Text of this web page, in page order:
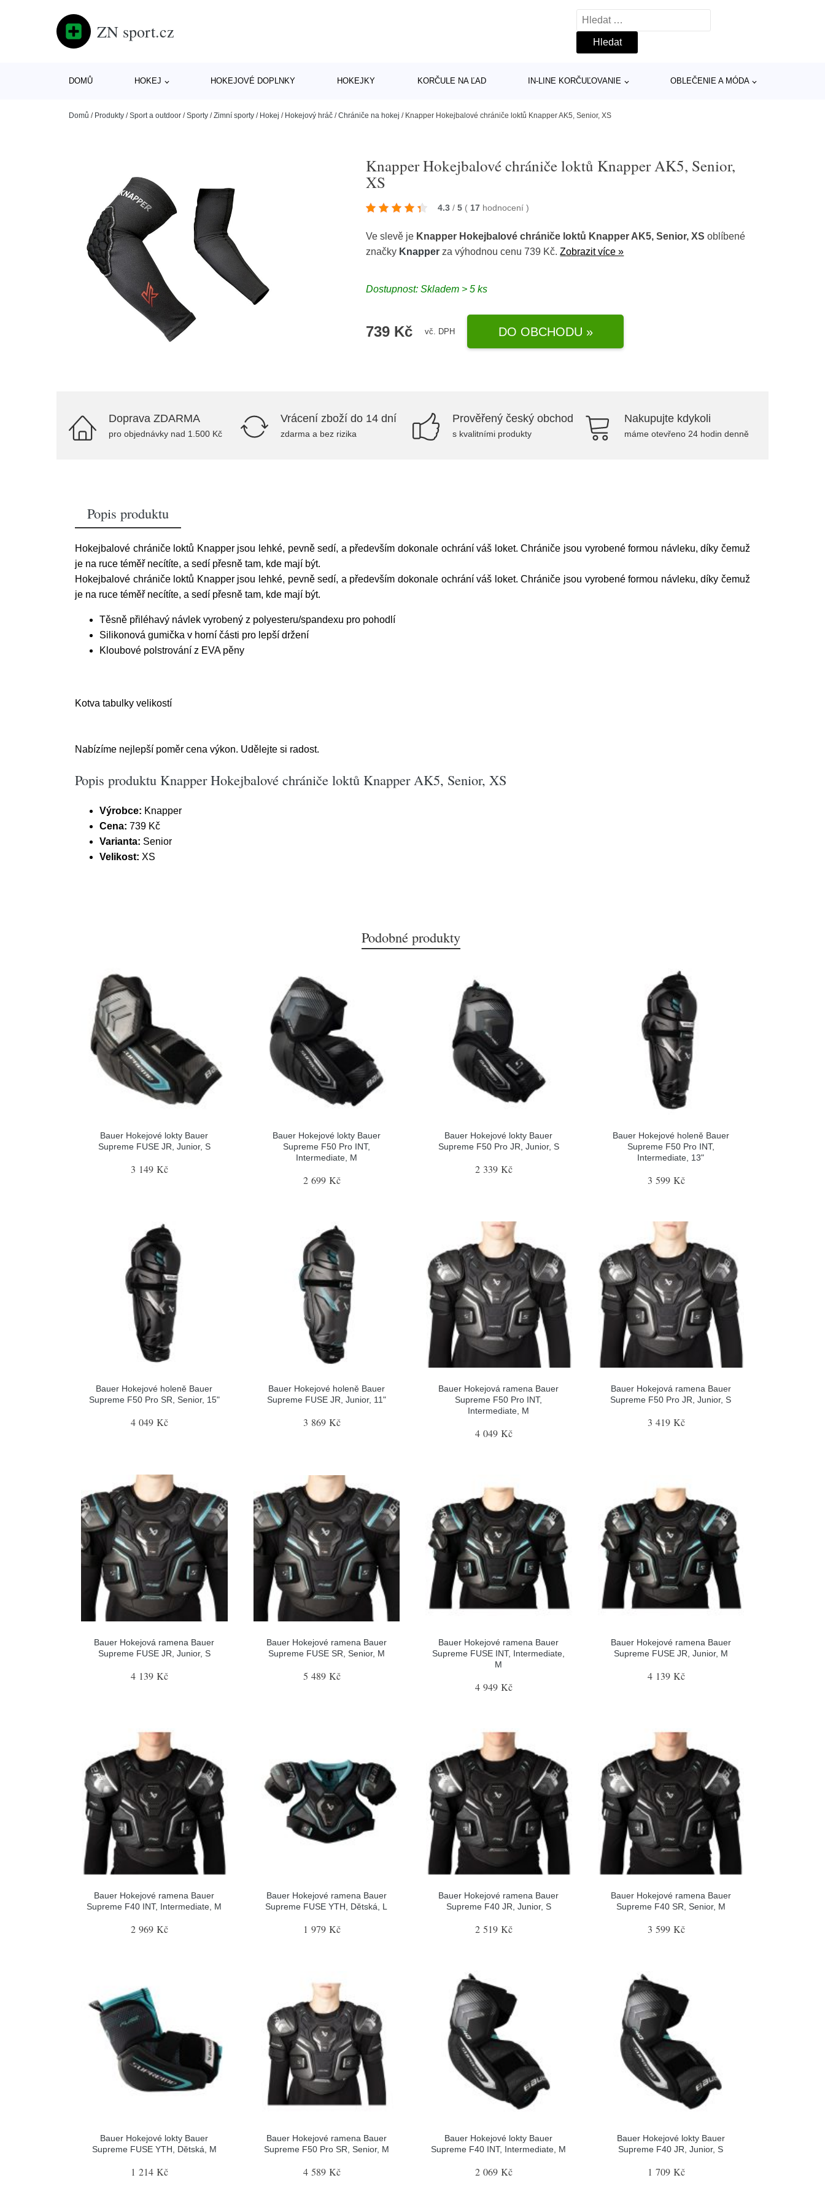
ZN sport.cz
Vyhledávání
DOMŮ HOKEJ HOKEJOVÉ DOPLNKY HOKEJKY KORČULE NA ĽAD IN-LINE KORČUĽOVANIE OBLEČENIE A MÓDA
Domů / Produkty /Sport a outdoor /Sporty /Zimní sporty / Hokej / Hokejový hráč /Chrániče na hokej / Knapper Hokejbalové chrániče loktů Knapper AK5, Senior, XS
Knapper Hokejbalové chrániče loktů Knapper AK5, Senior,
XS
4.3 / 5 ( 17 hodnocení)
Ve slevě je Knapper Hokejbalové chrániče loktů Knapper AK5, Senior, XS oblíbené
značky Knapper za výhodnou cenu 739 Kč.Zobrazit více »
Dostupnost: Skladem > 5 ks
739 Kč vč. DPH DO OBCHODU »
Doprava ZDARMA
pro objednávky nad 1.500 Kč
Vrácení zboží do 14 dní
zdarma a bez rizika
Prověřený český obchod
s kvalitními produkty
Nakupujte kdykoli
máme otevřeno 24 hodin denně
Popis produktu
Hokejbalové chrániče loktů Knapper jsou lehké, pevně sedí, a především dokonale ochrání váš loket. Chrániče jsou vyrobené formou návleku, díky čemuž
je na ruce téměř necítíte, a sedí přesně tam, kde mají být.
Hokejbalové chrániče loktů Knapper jsou lehké, pevně sedí, a především dokonale ochrání váš loket. Chrániče jsou vyrobené formou návleku, díky čemuž
je na ruce téměř necítíte, a sedí přesně tam, kde mají být.
Těsně přiléhavý návlek vyrobený z polyesteru/spandexu pro pohodlí
Silikonová gumička v horní části pro lepší držení
Kloubové polstrování z EVA pěny
Kotva tabulky velikostí
Nabízíme nejlepší poměr cena výkon. Udělejte si radost.
Popis produktu Knapper Hokejbalové chrániče loktů Knapper AK5, Senior, XS
Výrobce: Knapper
Cena: 739 Kč
Varianta: Senior
Velikost: XS
Podobné produkty
Bauer Hokejové lokty Bauer
Supreme FUSE JR, Junior, S
3 149 Kč
Bauer Hokejové lokty Bauer
Supreme F50 Pro INT,
Intermediate, M
2 699 Kč
Bauer Hokejové lokty Bauer
Supreme F50 Pro JR, Junior, S
2 339 Kč
Bauer Hokejové holeně Bauer
Supreme F50 Pro INT,
Intermediate, 13"
3 599 Kč
Bauer Hokejové holeně Bauer
Supreme F50 Pro SR, Senior, 15"
4 049 Kč
Bauer Hokejové holeně Bauer
Supreme FUSE JR, Junior, 11"
3 869 Kč
Bauer Hokejová ramena Bauer
Supreme F50 Pro INT,
Intermediate, M
4 049 Kč
Bauer Hokejová ramena Bauer
Supreme F50 Pro JR, Junior, S
3 419 Kč
Bauer Hokejová ramena Bauer
Supreme FUSE JR, Junior, S
4 139 Kč
Bauer Hokejové ramena Bauer
Supreme FUSE SR, Senior, M
5 489 Kč
Bauer Hokejové ramena Bauer
Supreme FUSE INT, Intermediate,
M
4 949 Kč
Bauer Hokejové ramena Bauer
Supreme FUSE JR, Junior, M
4 139 Kč
Bauer Hokejové ramena Bauer
Supreme F40 INT, Intermediate, M
2 969 Kč
Bauer Hokejové ramena Bauer
Supreme FUSE YTH, Dětská, L
1 979 Kč
Bauer Hokejové ramena Bauer
Supreme F40 JR, Junior, S
2 519 Kč
Bauer Hokejové ramena Bauer
Supreme F40 SR, Senior, M
3 599 Kč
Bauer Hokejové lokty Bauer
Supreme FUSE YTH, Dětská, M
1 214 Kč
Bauer Hokejové ramena Bauer
Supreme F50 Pro SR, Senior, M
4 589 Kč
Bauer Hokejové lokty Bauer
Supreme F40 INT, Intermediate, M
2 069 Kč
Bauer Hokejové lokty Bauer
Supreme F40 JR, Junior, S
1 709 Kč